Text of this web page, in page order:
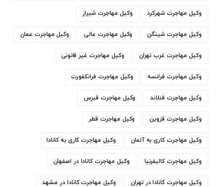
وکیل مهاجرت شهرکرد وکیل مهاجرت شیراز
وکیل مهاجرت شینگن وکیل مهاجرت عالی وکیل مهاجرت عمان
وکیل مهاجرت غرب تهران وکیل مهاجرت غیر قانونی
وکیل مهاجرت فرانسه وکیل مهاجرت فرانکفورت
وکیل مهاجرت فنلاند وکیل مهاجرت قبرس
وکیل مهاجرت قزوین وکیل مهاجرت قطر
وکیل مهاجرت کاری به آلمان وکیل مهاجرت کاری به کانادا
وکیل مهاجرت کالیفرنیا وکیل مهاجرت کانادا در اصفهان
وکیل مهاجرت کانادا در تهران وکیل مهاجرت کانادا در مشهد